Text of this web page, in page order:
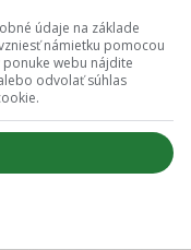
údaje na základe
námietku pomocou
webu nájdite
odvolať súhlas